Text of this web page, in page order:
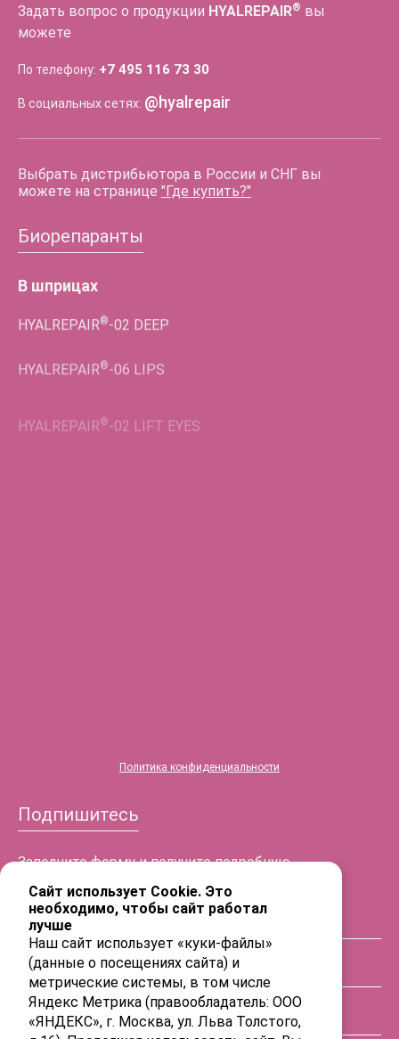
Задать вопрос о продукции HYALREPAIR® вы
можете
По телефону: +7 495 116 73 30
В социальных сетях: @hyalrepair
Выбрать дистрибьютора в России и СНГ вы
можете на странице "Где купить?"
Биорепаранты
В шприцах
HYALREPAIR®-02 DEEP
Политика конфиденциальности
Подпишитесь
Заполните форму и получите подробную
информацию!
ФИО
Телефон
E-mail
Сайт использует Cookie. Это
необходимо, чтобы сайт работал
лучше
Наш сайт использует «куки-файлы»
(данные о посещениях сайта) и
метрические системы, в том числе
Яндекс Метрика (правообладатель: ООО
«ЯНДЕКС», г. Москва, ул. Льва Толстого,